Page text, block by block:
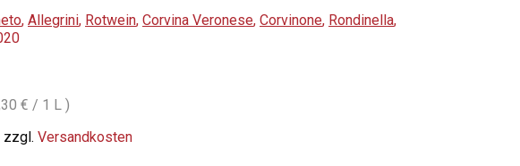
, Allegrini, Rotwein, Corvina Veronese, Corvinone, Rondinella,
€ / 1 L )
zzgl. Versandkosten